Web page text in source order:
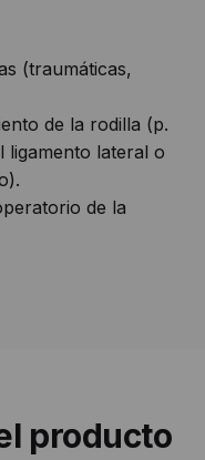
(traumáticas,
de la rodilla (p.
ligamento lateral o
de la
producto